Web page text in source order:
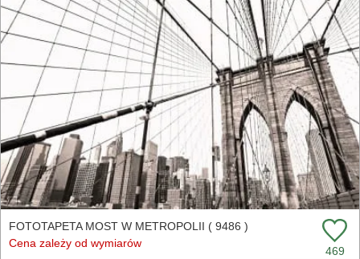
FOTOTAPETA MOST W METROPOLII ( 9486 )
Cena zależy od wymiarów
469